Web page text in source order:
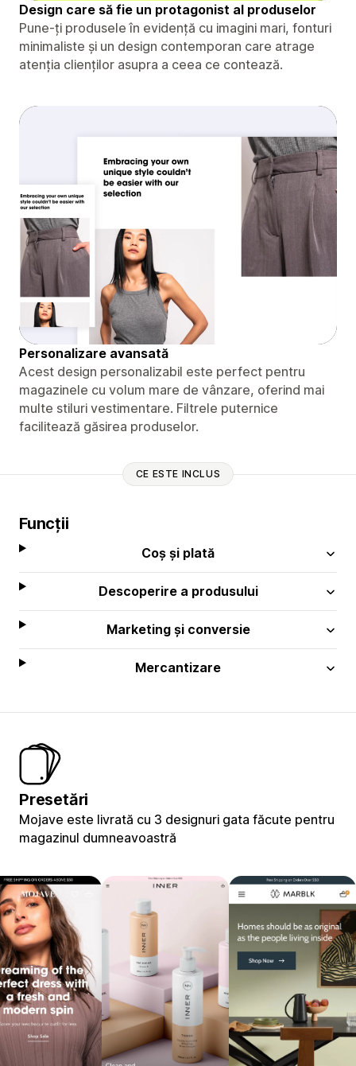
Design care să fie un protagonist al produselor
Pune-ți produsele în evidență cu imagini mari, fonturi
minimaliste și un design contemporan care atrage
atenția clienților asupra a ceea ce contează.
Personalizare avansată
Acest design personalizabil este perfect pentru
magazinele cu volum mare de vânzare, oferind mai
multe stiluri vestimentare. Filtrele puternice
facilitează găsirea produselor.
CE ESTE INCLUS
Funcții
Coș și plată
Descoperire a produsului
Marketing și conversie
Mercantizare
Presetări
Mojave este livrată cu 3 designuri gata făcute pentru
magazinul dumneavoastră